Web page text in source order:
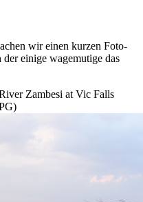
wir einen kurzen Foto-
einige wagemutige das
Zambesi at Vic Falls